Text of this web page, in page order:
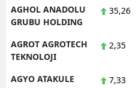
AGHOL ANADOLU
GRUBU HOLDING
35,26
AGROT AGROTECH
TEKNOLOJI
2,35
AGYO ATAKULE
7,33